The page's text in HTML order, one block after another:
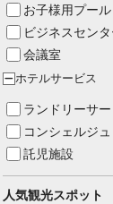
お子様用プール
ビジネスセン
会議室
ー
ホテルサービス
ランドリーサ
コンシェルジュ
託児施設
人気観光スポット